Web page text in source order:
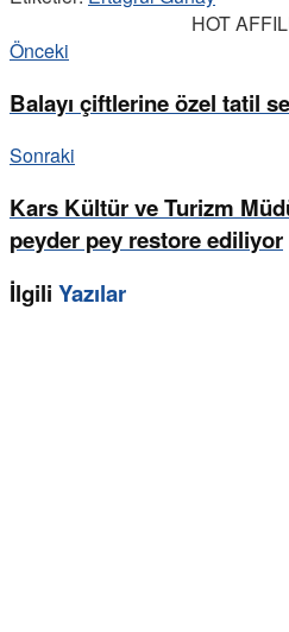
HOT
Önceki
Balayı çiftlerine özel tatil
Sonraki
Kars Kültür ve Turizm
peyder pey restore ediliyor
İlgili Yazılar